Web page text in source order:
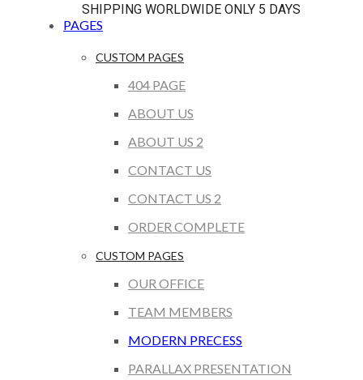
SHIPPING WORLDWIDE ONLY 5 DAYS
PAGES
CUSTOM PAGES
404 PAGE
ABOUT US
ABOUT US 2
CONTACT US
CONTACT US 2
ORDER COMPLETE
CUSTOM PAGES
OUR OFFICE
TEAM MEMBERS
MODERN PRECESS
PARALLAX PRESENTATION